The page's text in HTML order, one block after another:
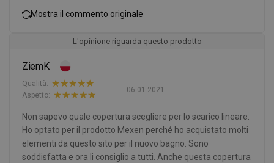
Mostra il commento originale
L'opinione riguarda questo prodotto
ZiemK
06-01-2021
Qualità:
Aspetto:
Non sapevo quale copertura scegliere per lo scarico lineare.
Ho optato per il prodotto Mexen perché ho acquistato molti
elementi da questo sito per il nuovo bagno. Sono
soddisfatta e ora li consiglio a tutti. Anche questa copertura